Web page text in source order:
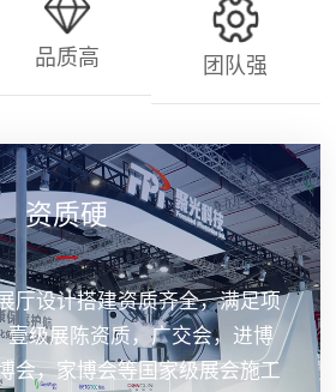
品质高 团队强
资质硬
厅设计搭建资质齐全，满足项
壹级展陈资质，广交会，进博
会，家博会等国家级展会施工